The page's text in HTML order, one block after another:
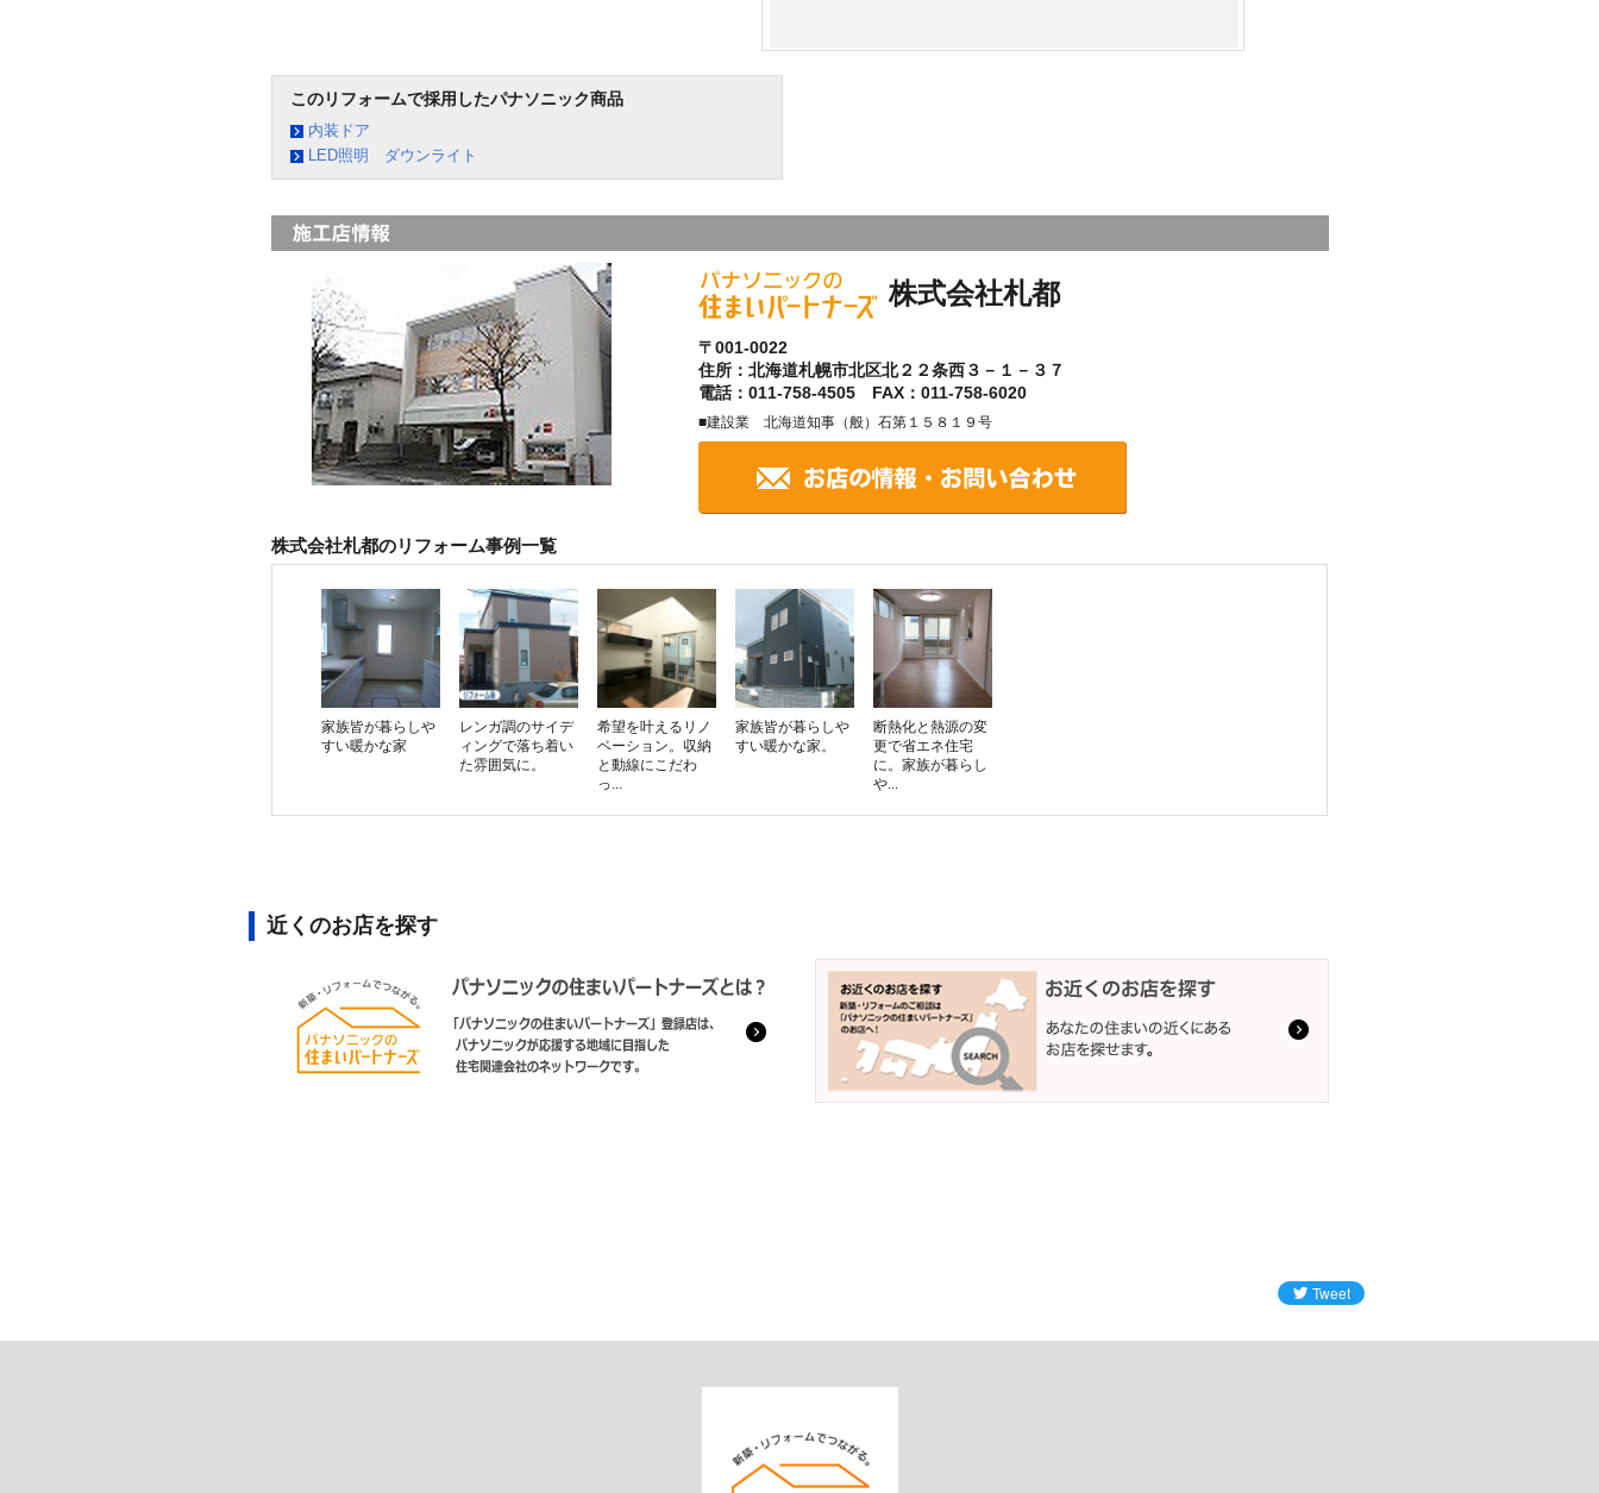
このリフォームで採用したパナソニック商品
内装ドア
LED照明 ダウンライト
株式会社札都
〒001-0022
住所：北海道札幌市北区北２２条西３－１－３７
電話：011-758-4505 FAX：011-758-6020
■建設業 北海道知事（般）石第１５８１９号
株式会社札都のリフォーム事例一覧
家族皆が暮らしや
すい暖かな家
レンガ調のサイデ
ィングで落ち着い
た雰囲気に。
希望を叶えるリノ
ベーション。収納
と動線にこだわ
っ...
家族皆が暮らしや
すい暖かな家。
断熱化と熱源の変
更で省エネ住宅
に。家族が暮らし
や...
近くのお店を探す